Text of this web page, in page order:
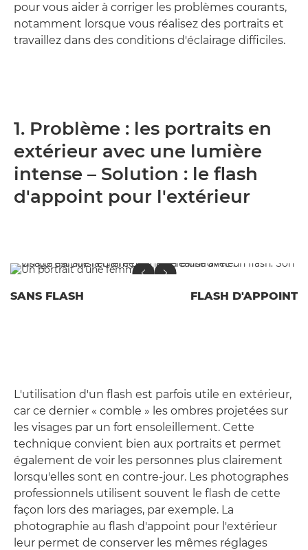
pour vous aider à corriger les problèmes courants,
notamment lorsque vous réalisez des portraits et
travaillez dans des conditions d'éclairage difficiles.
1. Problème : les portraits en
extérieur avec une lumière
intense – Solution : le flash
d'appoint pour l'extérieur
SANS FLASH FLASH D'APPOINT
L'utilisation d'un flash est parfois utile en extérieur,
car ce dernier « comble » les ombres projetées sur
les visages par un fort ensoleillement. Cette
technique convient bien aux portraits et permet
également de voir les personnes plus clairement
lorsqu'elles sont en contre-jour. Les photographes
professionnels utilisent souvent le flash de cette
façon lors des mariages, par exemple. La
photographie au flash d'appoint pour l'extérieur
leur permet de conserver les mêmes réglages